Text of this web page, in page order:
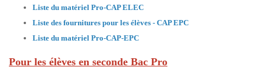
Liste du matériel Pro-CAP ELEC
Liste des fournitures pour les élèves - CAP EPC
Liste du matériel Pro-CAP-EPC
Pour les élèves en seconde Bac Pro